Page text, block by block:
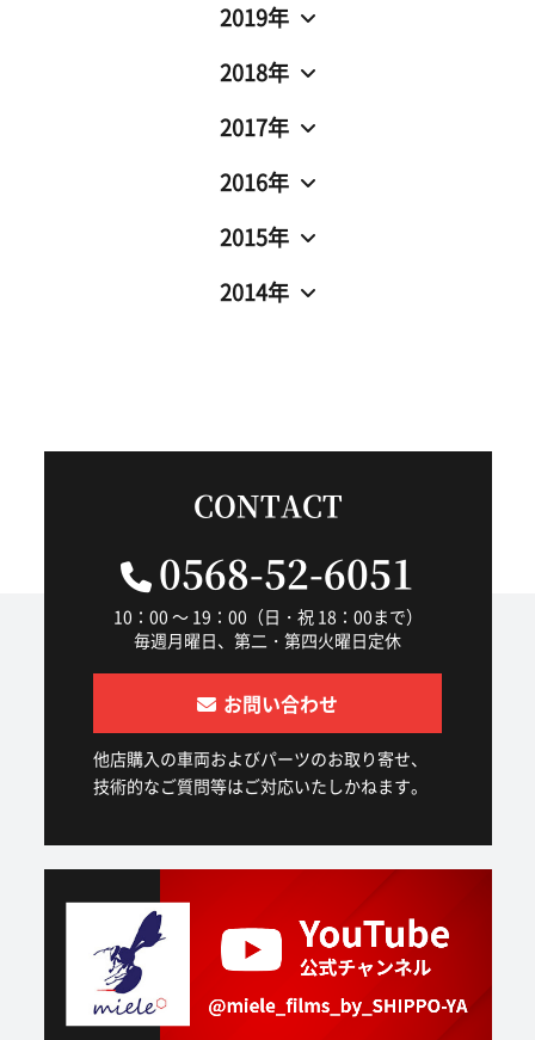
2019年
2018年
2017年
2016年
2015年
2014年
CONTACT
0568-52-6051
10：00 ～ 19：00（日・祝 18：00まで）
毎週月曜日、第二・第四火曜日定休
お問い合わせ
他店購入の車両およびパーツのお取り寄せ、
技術的なご質問等はご対応いたしかねます。